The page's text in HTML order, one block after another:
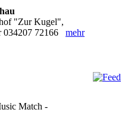
"Zur Kugel",
034207 72166 mehr
Match -